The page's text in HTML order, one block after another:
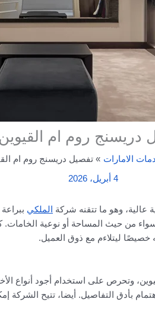
دريسنج روم ام القيوين
الامارات
تفصيل دريسنج روم ام
4 أبريل، 2026
عالية، وهو ما تتقنه شركة الملكي
من حيث المساحة أو نوعية الخامات.
ليتلاءم مع ذوق العميل.
وتحرص على استخدام أجود أنواع
بأدق التفاصيل. أيضا، تتيح